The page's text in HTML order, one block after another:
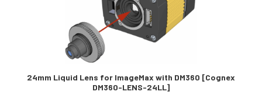
24mm Liquid Lens for ImageMax with DM360 [Cognex
DM360-LENS-24LL]